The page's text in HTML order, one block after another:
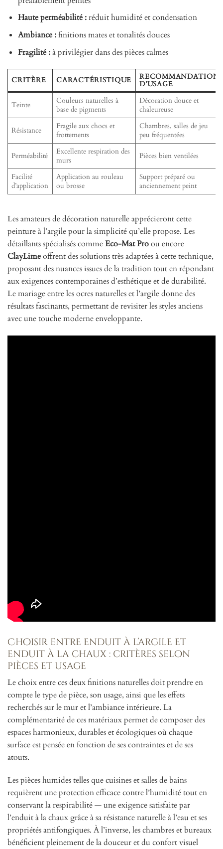
Haute perméabilité :réduit humidité et condensation
Ambiance :finitions mates et tonalités douces
Fragilité :à privilégier dans des pièces calmes
CRITÈRE CARACTÉRISTIQUE RECOMMANDATION
D’USAGE
Teinte
Couleurs naturelles à
base de pigments
Décoration douce et
chaleureuse
Résistance
Fragile aux chocs et
frottements
Chambres, salles de jeu
peu fréquentées
Perméabilité
Excellente respiration des
murs
Pièces bien ventilées
Facilité
d’application
Application au rouleau
ou brosse
Support préparé ou
anciennement peint
Les amateurs de décoration naturelle apprécieront cette
peinture à l’argile pour la simplicité qu’elle propose. Les
détaillants spécialisés commeEco-Mat Proou encore
ClayLimeoffrent des solutions très adaptées à cette technique,
proposant des nuances issues de la tradition tout en répondant
aux exigences contemporaines d’esthétique et de durabilité.
Le mariage entre les ocres naturelles et l’argile donne des
résultats fascinants, permettant de revisiter les styles anciens
avec une touche moderne enveloppante.
Choisir entre enduit à l’argile et
enduit à la chaux : critères selon
pièces et usage
Le choix entre ces deux finitions naturelles doit prendre en
compte le type de pièce, son usage, ainsi que les effets
recherchés sur le mur et l’ambiance intérieure. La
complémentarité de ces matériaux permet de composer des
espaces harmonieux, durables et écologiques où chaque
surface est pensée en fonction de ses contraintes et de ses
atouts.
Les pièces humides telles que cuisines et salles de bains
requièrent une protection efficace contre l’humidité tout en
conservant la respirabilité — une exigence satisfaite par
l’enduit à la chaux grâce à sa résistance naturelle à l’eau et ses
propriétés antifongiques. À l’inverse, les chambres et bureaux
bénéficient pleinement de la douceur et du confort visuel